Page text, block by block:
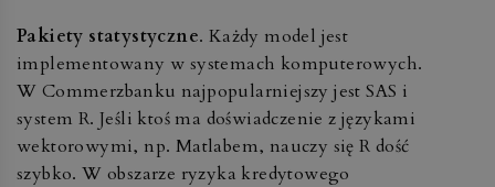
Pakiety statystyczne. Każdy model jest
implementowany w systemach komputerowych.
W Commerzbanku najpopularniejszy jest SAS i
system R. Jeśli ktoś ma doświadczenie z językami
wektorowymi, np. Matlabem, nauczy się R dość
szybko. W obszarze ryzyka kredytowego